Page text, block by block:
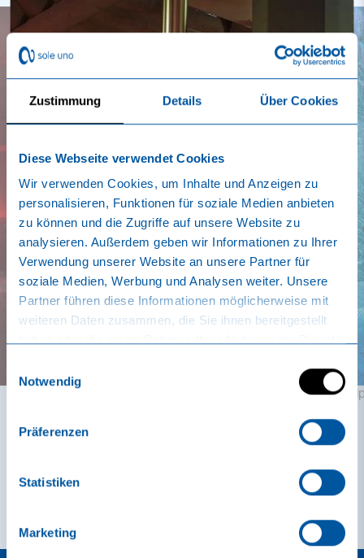
Zustimmung Details Über Cookies
Diese Webseite verwendet Cookies
Wir verwenden Cookies, um Inhalte und Anzeigen zu
personalisieren, Funktionen für soziale Medien anbieten
zu können und die Zugriffe auf unsere Website zu
analysieren. Außerdem geben wir Informationen zu Ihrer
Verwendung unserer Website an unsere Partner für
soziale Medien, Werbung und Analysen weiter. Unsere
Partner führen diese Informationen möglicherweise mit
weiteren Daten zusammen, die Sie ihnen bereitgestellt
Notwendig
Präferenzen
Statistiken
Marketing